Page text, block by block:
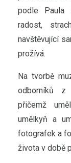
podle Paula
radost,
navštěvující
prožívá.
Na tvorbě
odborníků z
přičemž
umělkyň a
fotografek a
života v době